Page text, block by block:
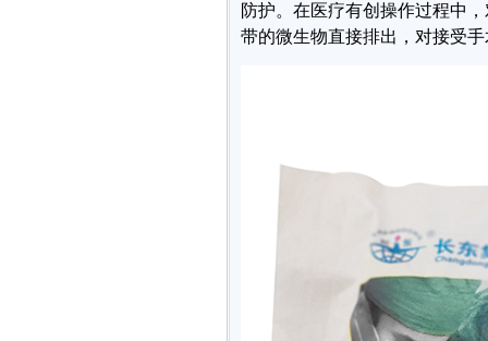
防护。在医疗有创操作过程中
带的微生物直接排出，对接受